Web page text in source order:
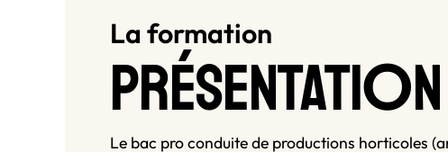
La formation
PRÉSENTATION
Le bac pro conduite de productions horticoles